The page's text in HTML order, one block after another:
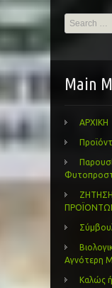
Search
for:
Main
ΑΡΧΙΚΗ
Αγνότερη
Καλώς